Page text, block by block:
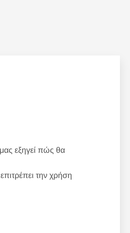
εξηγεί πώς θα
την χρήση